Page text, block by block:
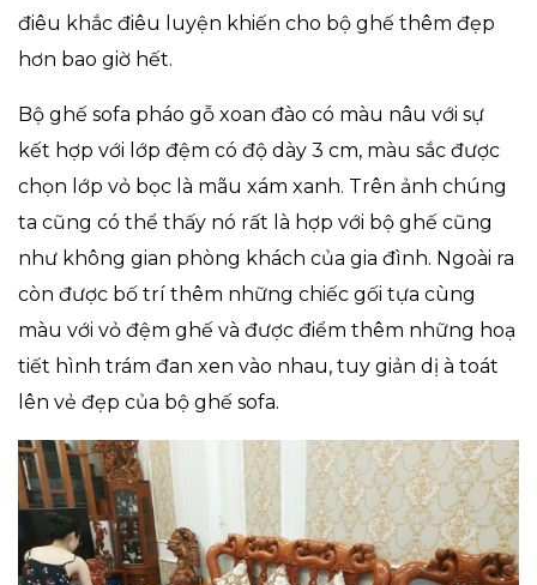
điêu khắc điêu luyện khiến cho bộ ghế thêm đẹp
hơn bao giờ hết.
Bộ ghế sofa pháo gỗ xoan đào có màu nâu với sự
kết hợp với lớp đệm có độ dày 3 cm, màu sắc được
chọn lớp vỏ bọc là mãu xám xanh. Trên ảnh chúng
ta cũng có thể thấy nó rất là hợp với bộ ghế cũng
như không gian phòng khách của gia đình. Ngoài ra
còn được bố trí thêm những chiếc gối tựa cùng
màu với vỏ đệm ghế và được điểm thêm những hoạ
tiết hình trám đan xen vào nhau, tuy giản dị à toát
lên vẻ đẹp của bộ ghế sofa.